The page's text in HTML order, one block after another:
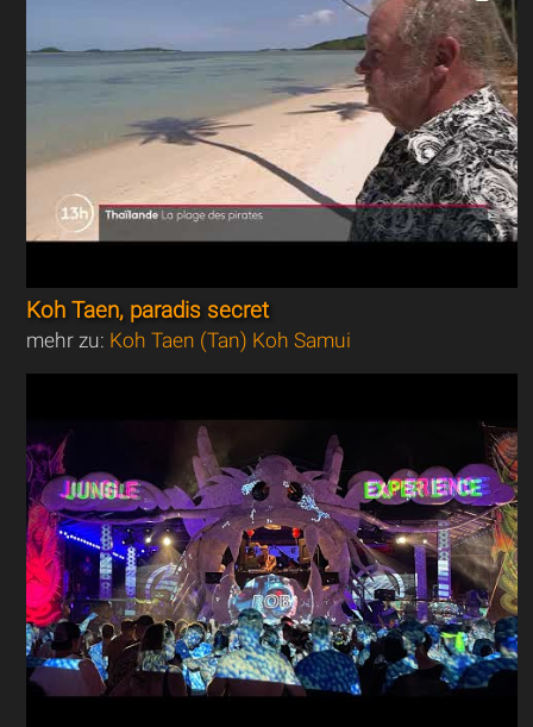
Koh Taen, paradis secret
mehr zu: Koh Taen (Tan) Koh Samui